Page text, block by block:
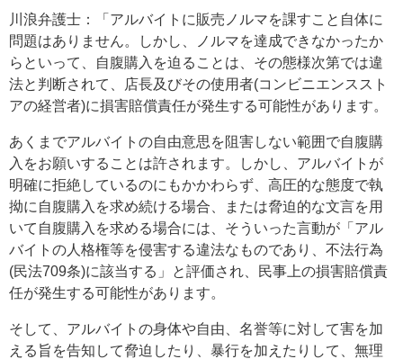
川浪弁護士：「アルバイトに販売ノルマを課すこと自体に
問題はありません。しかし、ノルマを達成できなかったか
らといって、自腹購入を迫ることは、その態様次第では違
法と判断されて、店長及びその使用者(コンビニエンススト
アの経営者)に損害賠償責任が発生する可能性があります。
あくまでアルバイトの自由意思を阻害しない範囲で自腹購
入をお願いすることは許されます。しかし、アルバイトが
明確に拒絶しているのにもかかわらず、高圧的な態度で執
拗に自腹購入を求め続ける場合、または脅迫的な文言を用
いて自腹購入を求める場合には、そういった言動が「アル
バイトの人格権等を侵害する違法なものであり、不法行為
(民法709条)に該当する」と評価され、民事上の損害賠償責
任が発生する可能性があります。
そして、アルバイトの身体や自由、名誉等に対して害を加
える旨を告知して脅迫したり、暴行を加えたりして、無理